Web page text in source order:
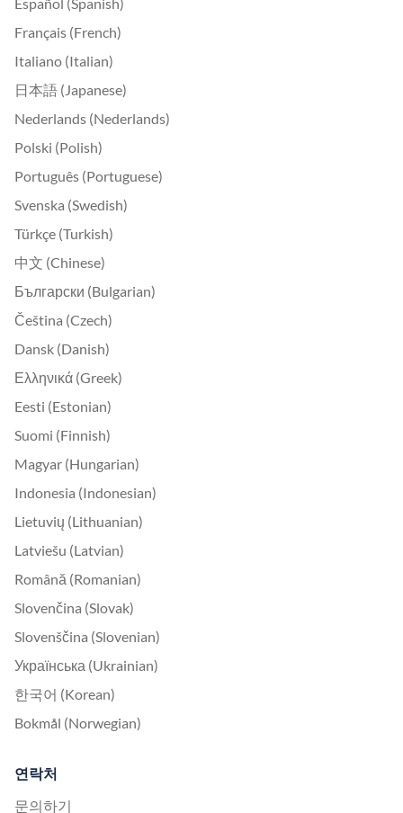
Français (French)
Italiano (Italian)
日本語 (Japanese)
Nederlands (Nederlands)
Polski (Polish)
Português (Portuguese)
Svenska (Swedish)
Türkçe (Turkish)
中文 (Chinese)
Български (Bulgarian)
Čeština (Czech)
Dansk (Danish)
Ελληνικά (Greek)
Eesti (Estonian)
Suomi (Finnish)
Magyar (Hungarian)
Indonesia (Indonesian)
Lietuvių (Lithuanian)
Latviešu (Latvian)
Română (Romanian)
Slovenčina (Slovak)
Slovenščina (Slovenian)
Українська (Ukrainian)
한국어 (Korean)
Bokmål (Norwegian)
연락처
문의하기